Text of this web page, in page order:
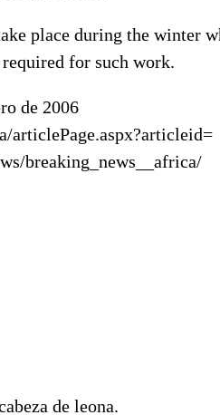
place during the winter
for such work.
de 2006
articlePage.aspx?articleid=
breaking_news__africa/
de leona.